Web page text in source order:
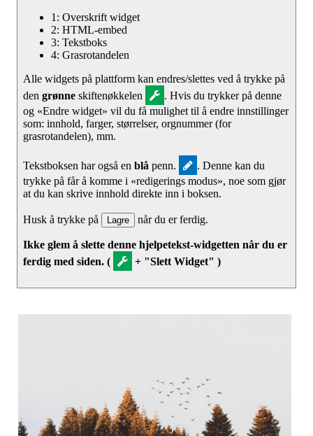
1: Overskrift widget
2: HTML-embed
3: Tekstboks
4: Grasrotandelen
Alle widgets på plattform kan endres/slettes ved å trykke på
den grønne skiftenøkkelen
. Hvis du trykker på denne
og «Endre widget» vil du få mulighet til å endre innstillinger
som: innhold, farger, størrelser, orgnummer (for
grasrotandelen), mm.
Tekstboksen har også en blå penn.
. Denne kan du
trykke på får å komme i «redigerings modus», noe som gjør
at du kan skrive innhold direkte inn i boksen.
Husk å trykke på Lagre når du er ferdig.
Ikke glem å slette denne hjelpetekst-widgetten når du er
ferdig med siden. (
+ "Slett Widget" )